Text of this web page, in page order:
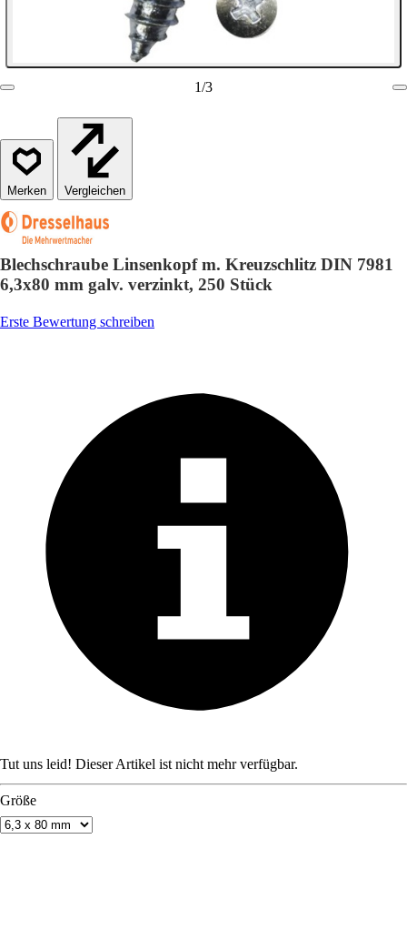
1/3
Vergleichen
Blechschraube Linsenkopf m. Kreuzschlitz DIN 7981
6,3x80 mm galv. verzinkt, 250 Stück
Erste Bewertung schreiben
Tut uns leid! Dieser Artikel ist nicht mehr verfügbar.
Größe